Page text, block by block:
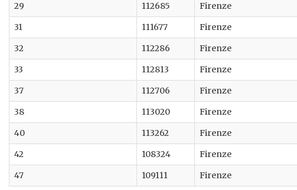
29
112685 Firenze
31
111677 Firenze
32
112286 Firenze
33
112813 Firenze
37
112706 Firenze
38
113020 Firenze
40
113262 Firenze
42
108324 Firenze
47
109111 Firenze